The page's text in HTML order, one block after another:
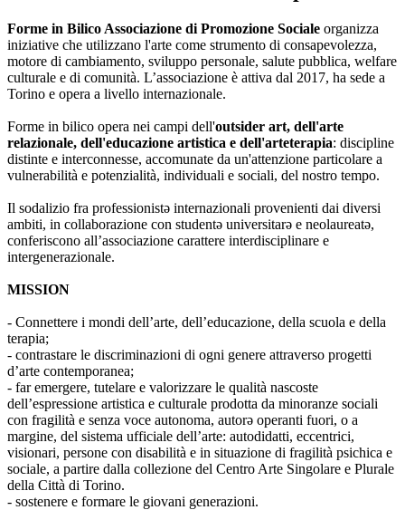
Forme in Bilico Associazione di Promozione Sociale organizza
iniziative che utilizzano l'arte come strumento di consapevolezza,
motore di cambiamento, sviluppo personale, salute pubblica, welfare
culturale e di comunità. L’associazione è attiva dal 2017, ha sede a
Torino e opera a livello internazionale.
Forme in bilico opera nei campi dell'outsider art, dell'arte
relazionale, dell'educazione artistica e dell'arteterapia: discipline
distinte e interconnesse, accomunate da un'attenzione particolare a
vulnerabilità e potenzialità, individuali e sociali, del nostro tempo.
Il sodalizio fra professionistə internazionali provenienti dai diversi
ambiti, in collaborazione con studentə universitarə e neolaureatə,
conferiscono all’associazione carattere interdisciplinare e
intergenerazionale.
MISSION
- Connettere i mondi dell’arte, dell’educazione, della scuola e della
terapia;
- contrastare le discriminazioni di ogni genere attraverso progetti
d’arte contemporanea;
- far emergere, tutelare e valorizzare le qualità nascoste
dell’espressione artistica e culturale prodotta da minoranze sociali
con fragilità e senza voce autonoma, autorə operanti fuori, o a
margine, del sistema ufficiale dell’arte: autodidatti, eccentrici,
visionari, persone con disabilità e in situazione di fragilità psichica e
sociale, a partire dalla collezione del Centro Arte Singolare e Plurale
della Città di Torino.
- sostenere e formare le giovani generazioni.